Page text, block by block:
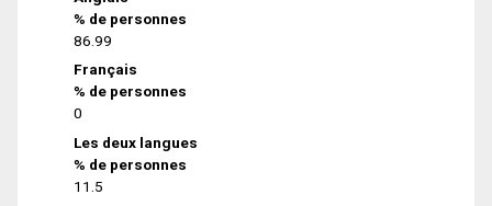
% de personnes
86.99
Français
% de personnes
0
Les deux langues
% de personnes
11.5